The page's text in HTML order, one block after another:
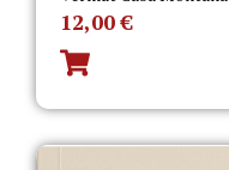
12,00€